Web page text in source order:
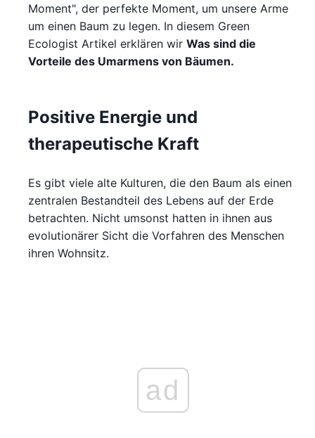
Moment", der perfekte Moment, um unsere Arme
um einen Baum zu legen. In diesem Green
Ecologist Artikel erklären wir Was sind die
Vorteile des Umarmens von Bäumen.
Positive Energie und
therapeutische Kraft
Es gibt viele alte Kulturen, die den Baum als einen
zentralen Bestandteil des Lebens auf der Erde
betrachten. Nicht umsonst hatten in ihnen aus
evolutionärer Sicht die Vorfahren des Menschen
ihren Wohnsitz.
ad